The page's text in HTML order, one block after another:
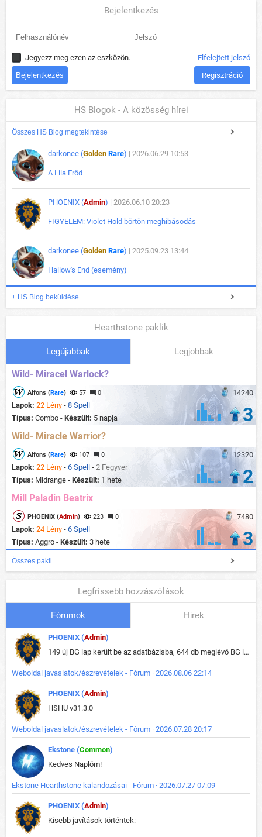
Bejelentkezés
Jegyezz meg ezen az eszközön. Elfelejtett jelszó
Regisztráció
HS Blogok - A közösség hírei
Összes HS Blog megtekintése
darkonee (Golden Rare) | 2026.06.29 10:53
A Lila Erőd
PHOENIX (Admin) | 2026.06.10 20:23
FIGYELEM: Violet Hold börtön meghibásodás
darkonee (Golden Rare) | 2025.09.23 13:44
Hallow's End (esemény)
+ HS Blog beküldése
Hearthstone paklik
Legújabbak Legjobbak
Wild- Miracel Warlock?
14240
Alfons (Rare) 57 0
Lapok: 22 Lény - 8 Spell
Típus: Combo - Készült: 5 napja 3
Wild- Miracle Warrior?
12320
Alfons (Rare) 107 0
Lapok: 22 Lény - 6 Spell - 2 Fegyver
Típus: Midrange - Készült: 1 hete 2
Mill Paladin Beatrix
7480
PHOENIX (Admin) 223 0
Lapok: 24 Lény - 6 Spell
Típus: Aggro - Készült: 3 hete 3
Összes pakli
Legfrissebb hozzászólások
Fórumok Hirek
PHOENIX (Admin)
149 új BG lap került be az adatbázisba, 644 db meglévő BG lap módosult, bekerültek az új képek a megváltozott lapokhoz is.
Weboldal javaslatok/észrevételek - Fórum · 2026.08.06 22:14
PHOENIX (Admin)
HSHU v31.3.0
Weboldal javaslatok/észrevételek - Fórum · 2026.07.28 20:17
Ekstone (Common)
Kedves Naplóm!
Ekstone Hearthstone kalandozásai - Fórum · 2026.07.27 07:09
PHOENIX (Admin)
Kisebb javítások történtek: